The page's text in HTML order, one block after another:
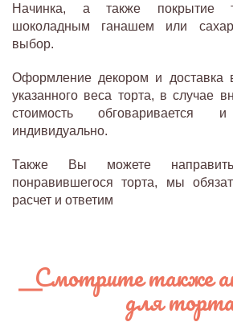
Начинка, а также покрытие
шоколадным ганашем или
выбор.
Оформление декором и доставка
указанного веса торта, в случае
стоимость обговаривается и
индивидуально.
Также Вы можете
понравившегося торта, мы
расчет и ответим
Смотрите также
для